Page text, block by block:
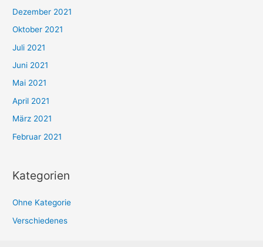
Dezember 2021
Oktober 2021
Juli 2021
Juni 2021
Mai 2021
April 2021
März 2021
Februar 2021
Kategorien
Ohne Kategorie
Verschiedenes